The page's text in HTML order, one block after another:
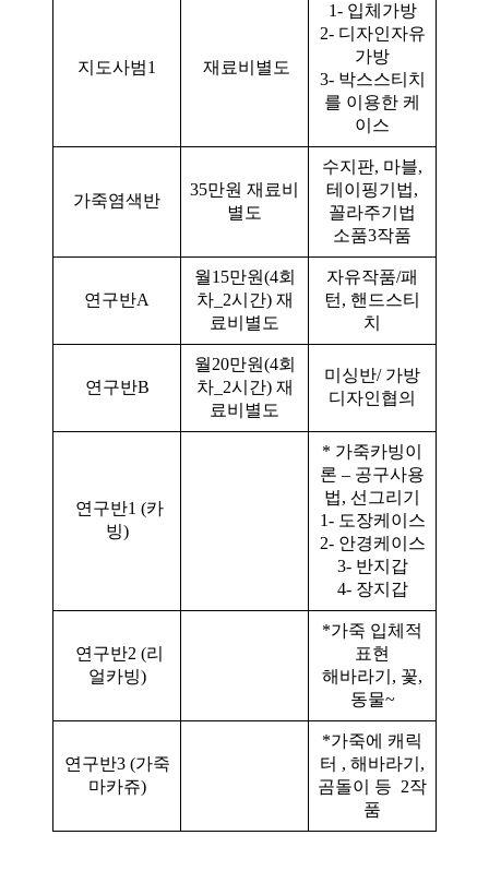
지도사범1 재료비별도
1- 입체가방
2- 디자인자유
가방
3- 박스스티치
를 이용한 케
이스
가죽염색반
35만원 재료비
별도
수지판, 마블,
테이핑기법,
꼴라주기법
소품3작품
연구반A
월15만원(4회
차_2시간) 재
료비별도
자유작품/패
턴, 핸드스티
치
연구반B
월20만원(4회
차_2시간) 재
료비별도
미싱반/ 가방
디자인협의
연구반1 (카
빙)
* 가죽카빙이
론 – 공구사용
법, 선그리기
1- 도장케이스
2- 안경케이스
3- 반지갑
4- 장지갑
연구반2 (리
얼카빙)
*가죽 입체적
표현
해바라기, 꽃,
동물~
연구반3 (가죽
마카쥬)
*가죽에 캐릭
터 , 해바라기,
곰돌이 등 2작
품